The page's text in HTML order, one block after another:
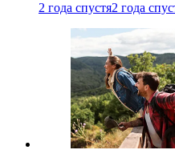
2 года спустя2 года